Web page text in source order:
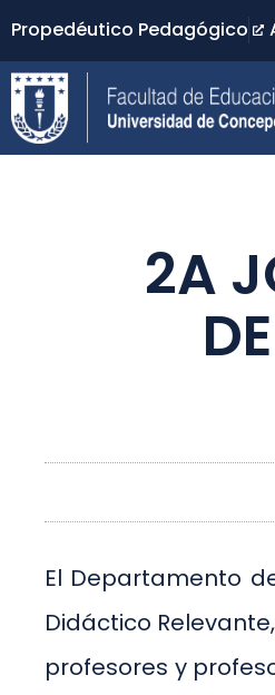
Propedéutico Pedagógico
2A
El Departamento
Didáctico
profesores y